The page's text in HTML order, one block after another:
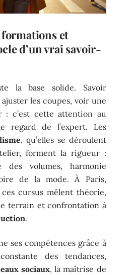
et
d’un vrai savoir-
la base solide. Savoir
les coupes, voir une
: c’est cette attention au
regard de l’expert. Les
, qu’elles se déroulent
forment la rigueur :
des volumes, harmonie
de la mode. À Paris,
cursus mêlent théorie,
terrain et confrontation à
.
ses compétences grâce à
des tendances,
sociaux, la maîtrise de